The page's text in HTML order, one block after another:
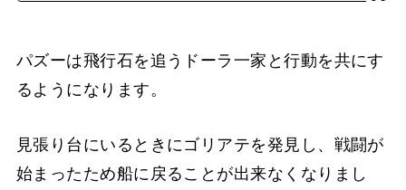
パズーは飛行石を追うドーラ一家と行動を共にす
るようになります。
見張り台にいるときにゴリアテを発見し、戦闘が
始まったため船に戻ることが出来なくなりまし